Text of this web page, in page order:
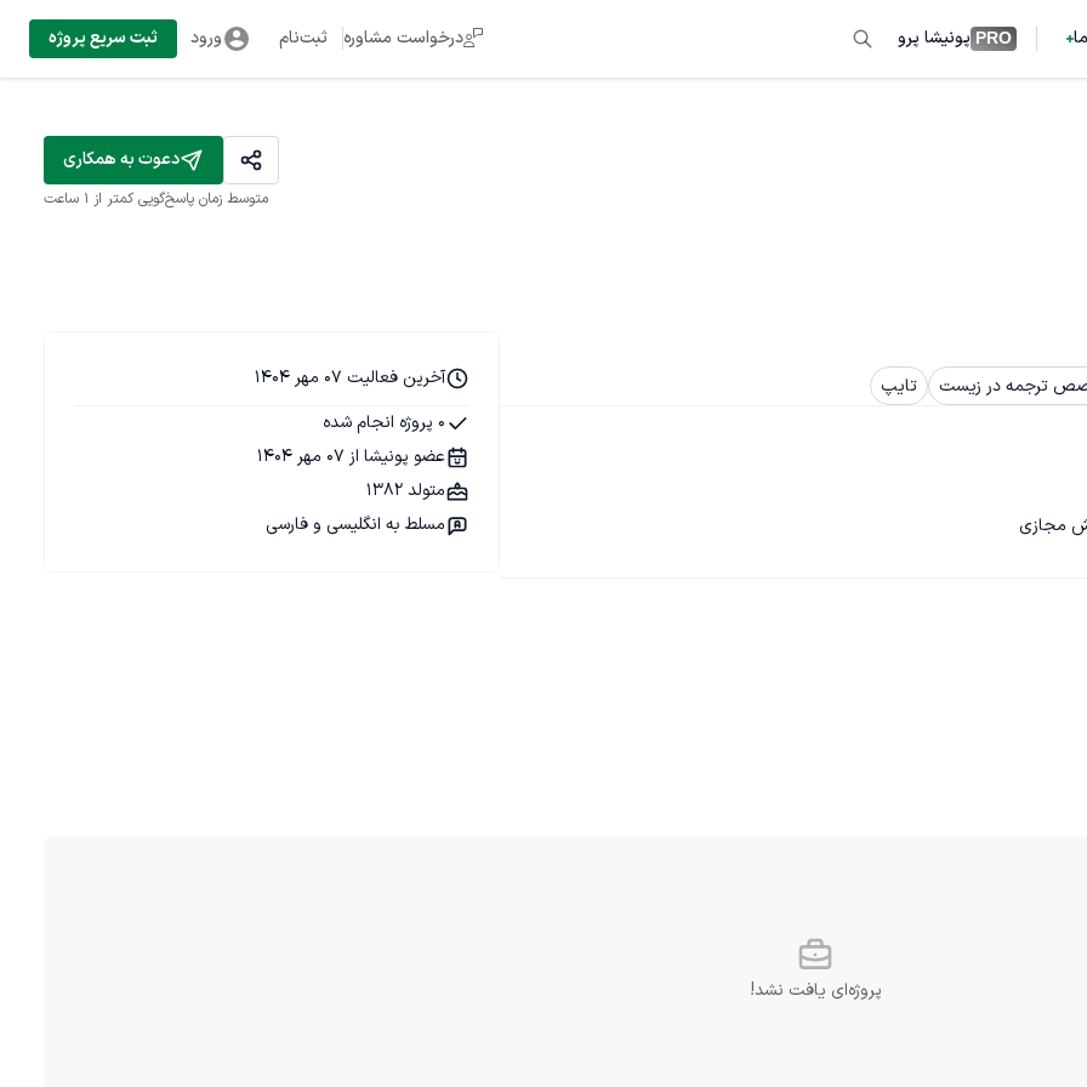
PRO پونیشا پرو درخواست مشاوره ثبت‌نام ورود ثبت سریع پروژه
دعوت به همکاری
متوسط زمان پاسخ‌گویی کمتر از 1 ساعت
ترجمه در زیست تایپ
مجازی
آخرین فعالیت 07 مهر 1404
0 پروژه انجام شده
عضو پونیشا از 07 مهر 1404
متولد 1382
مسلط به انگلیسی و فارسی
پروژه‌ای یافت نشد!